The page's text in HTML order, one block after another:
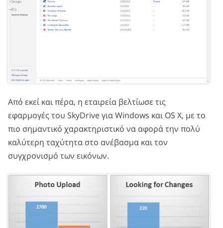
Από εκεί και πέρα, η εταιρεία βελτίωσε τις
εφαρμογές του SkyDrive για Windows και OS X, με το
πιο σημαντικό χαρακτηριστικό να αφορά την πολύ
καλύτερη ταχύτητα στο ανέβασμα και τον
συγχρονισμό των εικόνων.